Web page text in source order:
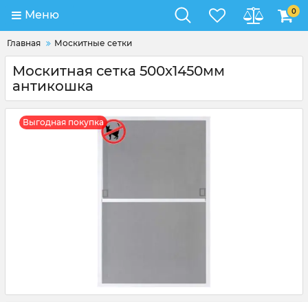
Меню 0
Главная Москитные сетки
Москитная сетка 500x1450мм
антикошка
Выгодная покупка